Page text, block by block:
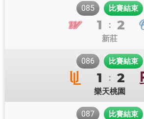
085 比賽結束
1 : 2
新莊
086 比賽結束
1 : 2
樂天桃園
087 比賽結束